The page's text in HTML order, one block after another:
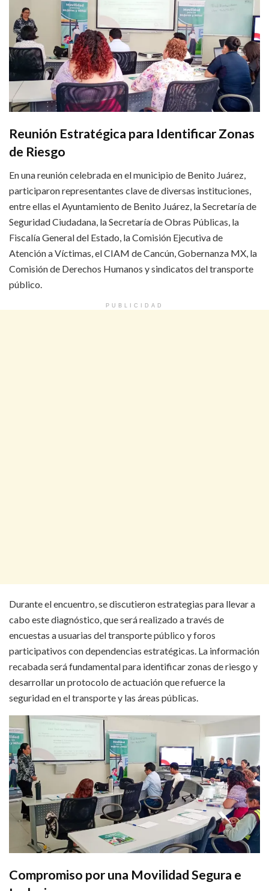
Reunión Estratégica para Identificar Zonas
de Riesgo
En una reunión celebrada en el municipio de Benito Juárez,
participaron representantes clave de diversas instituciones,
entre ellas el Ayuntamiento de Benito Juárez, la Secretaría de
Seguridad Ciudadana, la Secretaría de Obras Públicas, la
Fiscalía General del Estado, la Comisión Ejecutiva de
Atención a Víctimas, el CIAM de Cancún, Gobernanza MX, la
Comisión de Derechos Humanos y sindicatos del transporte
público.
PUBLICIDAD
Durante el encuentro, se discutieron estrategias para llevar a
cabo este diagnóstico, que será realizado a través de
encuestas a usuarias del transporte público y foros
participativos con dependencias estratégicas. La información
recabada será fundamental para identificar zonas de riesgo y
desarrollar un protocolo de actuación que refuerce la
seguridad en el transporte y las áreas públicas.
Compromiso por una Movilidad Segura e